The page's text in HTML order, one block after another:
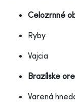
Celozrnné
Ryby
Vajcia
Brazílske
Varená